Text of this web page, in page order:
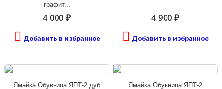
графит...
4 000 ₽
Добавить в избранное
4 900 ₽
Добавить в избранное
Ямайка Обувница ЯПТ-2 дуб
Ямайка Обувница ЯПТ-2